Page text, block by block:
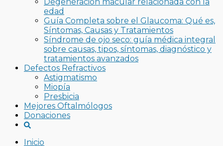
edad
Guía Completa sobre el Glaucoma: Qué es,
Síntomas, Causas y Tratamientos
Síndrome de ojo seco: guía médica integral
sobre causas, tipos, síntomas, diagnóstico y
tratamientos avanzados
Defectos Refractivos
Astigmatismo
Miopía
Presbicia
Mejores Oftalmólogos
Donaciones
Inicio